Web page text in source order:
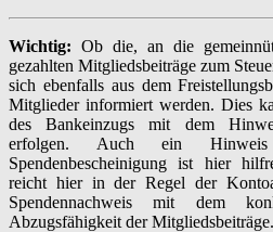
Wichtig: Ob die, an die
gezahlten Mitgliedsbeiträge zum
sich ebenfalls aus dem
Mitglieder informiert werden. Dies
des Bankeinzugs mit dem
erfolgen. Auch ein
Spendenbescheinigung ist hier
reicht hier in der Regel der
Spendennachweis mit dem
Abzugsfähigkeit der Mitgliedsbeiträge.